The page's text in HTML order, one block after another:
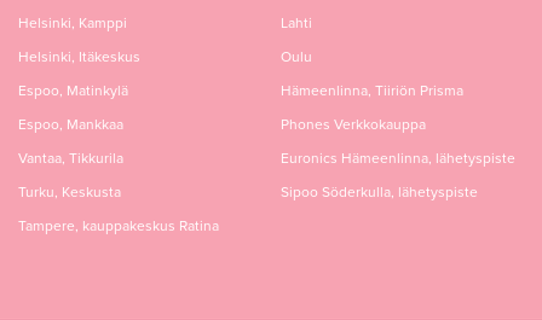
Helsinki, Kamppi
Helsinki, Itäkeskus
Espoo, Matinkylä
Espoo, Mankkaa
Vantaa, Tikkurila
Turku, Keskusta
Tampere, kauppakeskus Ratina
Lahti
Oulu
Hämeenlinna, Tiiriön Prisma
Phones Verkkokauppa
Euronics Hämeenlinna, lähetyspiste
Sipoo Söderkulla, lähetyspiste